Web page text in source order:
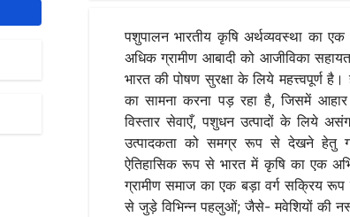
पशुपालन भारतीय कृषि अर्थव्यवस्था का
अधिक ग्रामीण आबादी को आजीविका
भारत की पोषण सुरक्षा के लिये महत्त्वपूर्ण
का सामना करना पड़ रहा है, जिसमें
विस्तार सेवाएँ, पशुधन उत्पादों के लिये
उत्पादकता को समग्र रूप से देखने हेतु
ऐतिहासिक रूप से भारत में कृषि का एक
ग्रामीण समाज का एक बड़ा वर्ग सक्रिय
से जुड़े विभिन्न पहलुओं; जैसे- मवेशियों की